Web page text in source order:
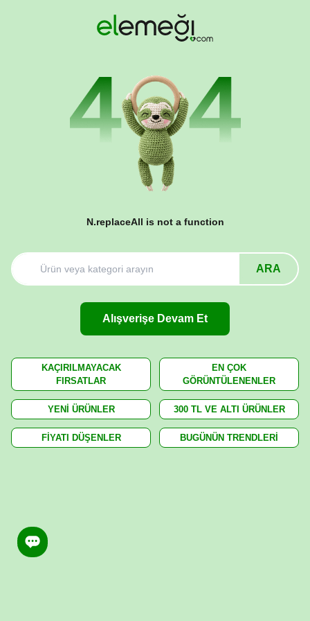
N.replaceAll is not a function
ARA
Alışverişe Devam Et
KAÇIRILMAYACAK
FIRSATLAR
EN ÇOK
GÖRÜNTÜLENENLER
YENİ ÜRÜNLER 300 TL VE ALTI ÜRÜNLER
FİYATI DÜŞENLER BUGÜNÜN TRENDLERİ